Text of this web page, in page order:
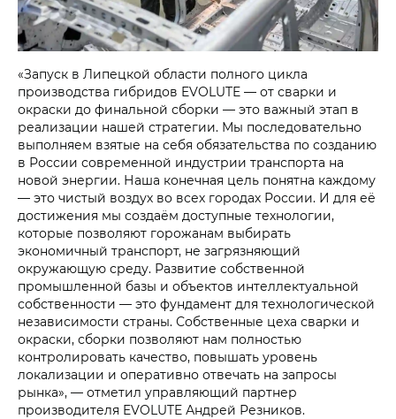
«Запуск в Липецкой области полного цикла
производства гибридов EVOLUTE — от сварки и
окраски до финальной сборки — это важный этап в
реализации нашей стратегии. Мы последовательно
выполняем взятые на себя обязательства по созданию
в России современной индустрии транспорта на
новой энергии. Наша конечная цель понятна каждому
— это чистый воздух во всех городах России. И для её
достижения мы создаём доступные технологии,
которые позволяют горожанам выбирать
экономичный транспорт, не загрязняющий
окружающую среду. Развитие собственной
промышленной базы и объектов интеллектуальной
собственности — это фундамент для технологической
независимости страны. Собственные цеха сварки и
окраски, сборки позволяют нам полностью
контролировать качество, повышать уровень
локализации и оперативно отвечать на запросы
рынка», — отметил управляющий партнер
производителя EVOLUTE Андрей Резников.